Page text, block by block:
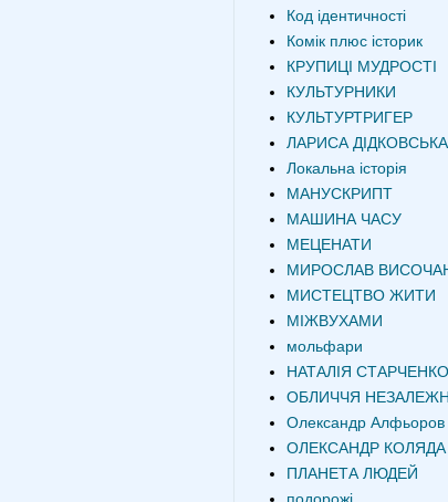
Код ідентичності
Комік плюс історик
КРУПИЦІ МУДРОСТІ
КУЛЬТУРНИКИ
КУЛЬТУРТРИГЕР
ЛАРИСА ДІДКОВСЬКА
Локальна історія
МАНУСКРИПТ
МАШИНА ЧАСУ
МЕЦЕНАТИ
МИРОСЛАВ
МИСТЕЦТВО ЖИТИ
МІЖВУХАМИ
мольфари
НАТАЛІЯ СТАРЧЕНКО
ОБЛИЧЧЯ
Олександр Алфьоров
ОЛЕКСАНДР КОЛЯДА
ПЛАНЕТА ЛЮДЕЙ
подорожі